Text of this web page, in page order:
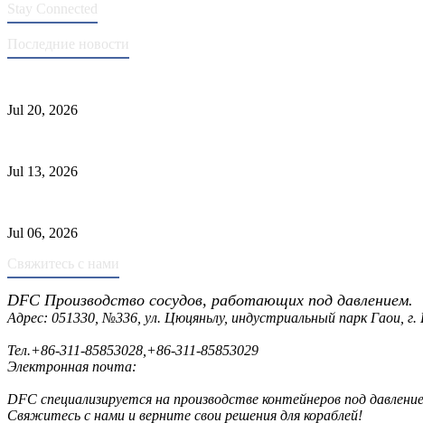
Stay Connected
Последние новости
Jul 20, 2026
Jul 13, 2026
Jul 06, 2026
Свяжитесь с нами
DFC Производство сосудов, работающих под давлением.
Адрес: 051330, №336, ул. Цюцяньлу, индустриальный парк Гаои,
Тел.+86-311-85853028,+86-311-85853029
Электронная почта:
DFC специализируется на производстве контейнеров под
Свяжитесь с нами и верните свои решения для кораблей!